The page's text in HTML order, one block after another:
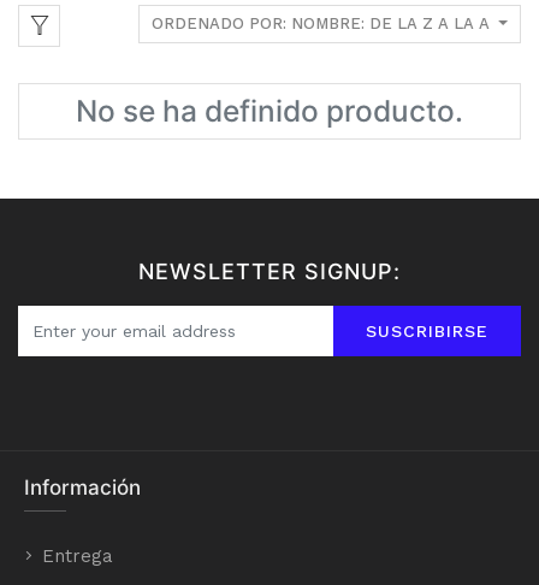
ORDENADO POR: NOMBRE: DE LA Z A LA A
No se ha definido producto.
NEWSLETTER SIGNUP:
SUSCRIBIRSE
Información
Entrega